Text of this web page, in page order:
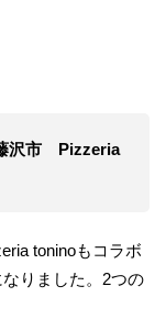
沢市 Pizzeria
toninoもコラボ
りました。2つの